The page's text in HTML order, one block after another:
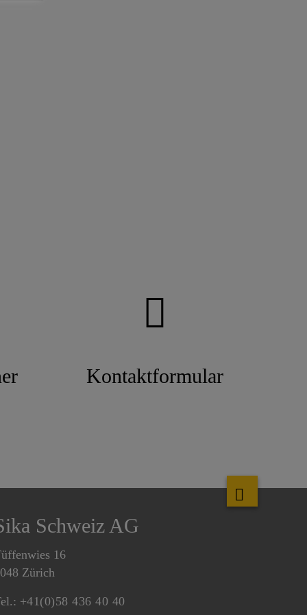
Kontaktformular
Schweiz AG
16
Zürich
+41(0)58 436 40 40